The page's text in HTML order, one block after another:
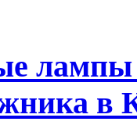
лампы
в